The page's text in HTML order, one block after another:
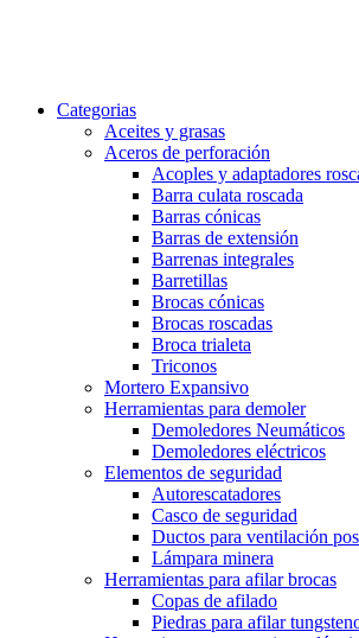
Categorias
Aceites y grasas
Aceros de perforación
Acoples y adaptadores
Barra culata roscada
Barras cónicas
Barras de extensión
Barrenas integrales
Barretillas
Brocas cónicas
Brocas roscadas
Broca trialeta
Triconos
Mortero Expansivo
Herramientas para demoler
Demoledores Neumáticos
Demoledores eléctricos
Elementos de seguridad
Autorescatadores
Casco de seguridad
Ductos para ventilación
Lámpara minera
Herramientas para afilar brocas
Copas de afilado
Piedras para afilar